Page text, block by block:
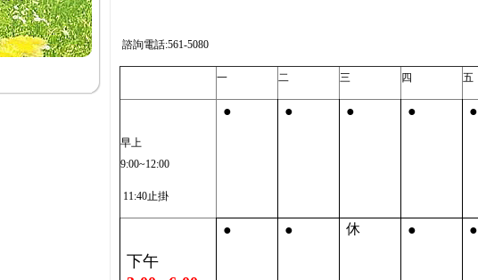
諮詢電話:561-5080
一 二 三 四 五
早上
9:00~12:00
11:40止掛
● ● ● ● ●
下午
● ● 休 ● ●